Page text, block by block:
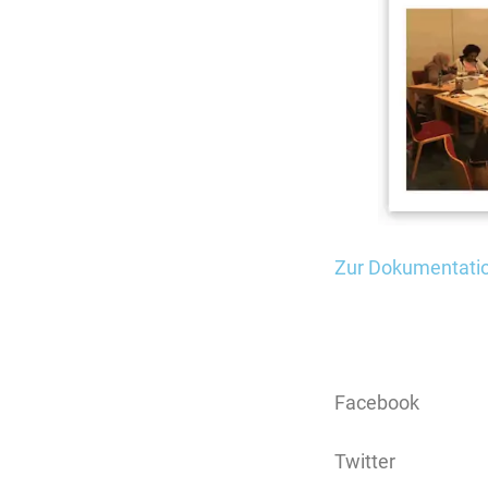
Zur
Facebook
Twitter